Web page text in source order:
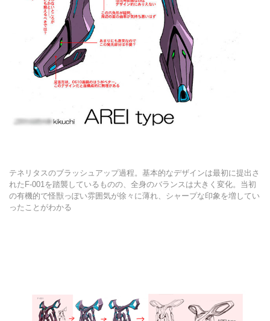
テネリタスのブラッシュアップ過程。基本的なデザインは最初に提出さ
れたF-001を踏襲しているものの、全身のバランスは大きく変化。当初
の有機的で怪獣っぽい雰囲気が徐々に薄れ、シャープな印象を増してい
ったことがわかる